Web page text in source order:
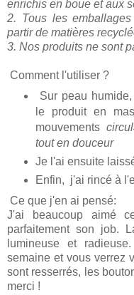
enrichis en boue et aux
2. Tous les
partir de matières
3. Nos produits ne sont
Comment l'utiliser ?
Sur peau
le produit en
mouvements
tout en douceur
Je l'ai ensuite
Enfin, j'ai rincé à
Ce que j'en ai pensé:
J'ai beaucoup aimé
parfaitement son job.
lumineuse et
semaine et vous verrez
sont resserrés, les
merci !